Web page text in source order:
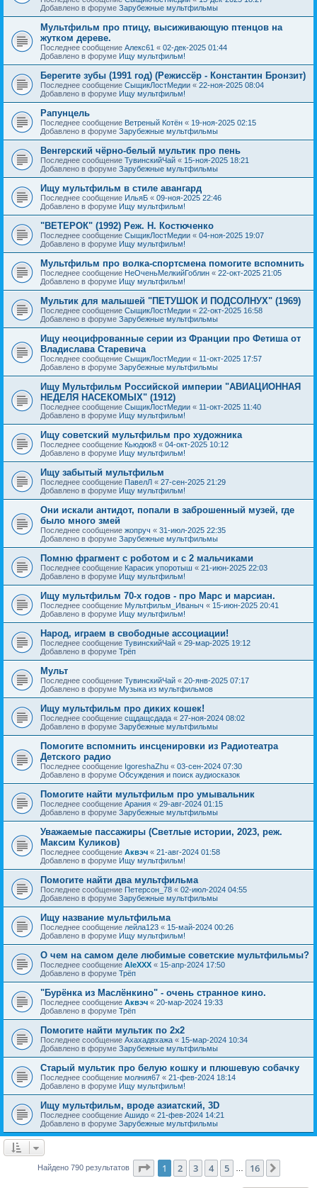
Добавлено в форуме Зарубежные мультфильмы
Мультфильм про птицу, высиживающую птенцов на
жутком дереве.
Последнее сообщение Алекс61 « 02-дек-2025 01:44
Добавлено в форуме Ищу мультфильм!
Берегите зубы (1991 год) (Режиссёр - Константин Бронзит)
Последнее сообщение СыщикЛостМедии « 22-ноя-2025 08:04
Добавлено в форуме Ищу мультфильм!
Рапунцель
Последнее сообщение Ветреный Котён « 19-ноя-2025 02:15
Добавлено в форуме Зарубежные мультфильмы
Венгерский чёрно-белый мультик про пень
Последнее сообщение ТувинскийЧай « 15-ноя-2025 18:21
Добавлено в форуме Зарубежные мультфильмы
Ищу мультфильм в стиле авангард
Последнее сообщение ИльяБ « 09-ноя-2025 22:46
Добавлено в форуме Ищу мультфильм!
"ВЕТЕРОК" (1992) Реж. Н. Костюченко
Последнее сообщение СыщикЛостМедии « 04-ноя-2025 19:07
Добавлено в форуме Ищу мультфильм!
Мультфильм про волка-спортсмена помогите вспомнить
Последнее сообщение НеОченьМелкийГоблин « 22-окт-2025 21:05
Добавлено в форуме Ищу мультфильм!
Мультик для малышей "ПЕТУШОК И ПОДСОЛНУХ" (1969)
Последнее сообщение СыщикЛостМедии « 22-окт-2025 16:58
Добавлено в форуме Зарубежные мультфильмы
Ищу неоцифрованные серии из Франции про Фетиша от
Владислава Старевича
Последнее сообщение СыщикЛостМедии « 11-окт-2025 17:57
Добавлено в форуме Зарубежные мультфильмы
Ищу Мультфильм Российской империи "АВИАЦИОННАЯ
НЕДЕЛЯ НАСЕКОМЫХ" (1912)
Последнее сообщение СыщикЛостМедии « 11-окт-2025 11:40
Добавлено в форуме Ищу мультфильм!
Ищу советский мультфильм про художника
Последнее сообщение Кьюдюк8 « 04-окт-2025 10:12
Добавлено в форуме Ищу мультфильм!
Ищу забытый мультфильм
Последнее сообщение ПавелЛ « 27-сен-2025 21:29
Добавлено в форуме Ищу мультфильм!
Они искали антидот, попали в заброшенный музей, где
было много змей
Последнее сообщение жопруч « 31-июл-2025 22:35
Добавлено в форуме Зарубежные мультфильмы
Помню фрагмент с роботом и с 2 мальчиками
Последнее сообщение Карасик упоротыш « 21-июн-2025 22:03
Добавлено в форуме Ищу мультфильм!
Ищу мультфильм 70-х годов - про Марс и марсиан.
Последнее сообщение Мультфильм_Иваныч « 15-июн-2025 20:41
Добавлено в форуме Ищу мультфильм!
Народ, играем в свободные ассоциации!
Последнее сообщение ТувинскийЧай « 29-мар-2025 19:12
Добавлено в форуме Трёп
Мульт
Последнее сообщение ТувинскийЧай « 20-янв-2025 07:17
Добавлено в форуме Музыка из мультфильмов
Ищу мультфильм про диких кошек!
Последнее сообщение сщдащсдада « 27-ноя-2024 08:02
Добавлено в форуме Зарубежные мультфильмы
Помогите вспомнить инсценировки из Радиотеатра
Детского радио
Последнее сообщение IgoreshaZhu « 03-сен-2024 07:30
Добавлено в форуме Обсуждения и поиск аудиосказок
Помогите найти мультфильм про умывальник
Последнее сообщение Арания « 29-авг-2024 01:15
Добавлено в форуме Зарубежные мультфильмы
Уважаемые пассажиры (Светлые истории, 2023, реж.
Максим Куликов)
Последнее сообщение Аквэч « 21-авг-2024 01:58
Добавлено в форуме Ищу мультфильм!
Помогите найти два мультфильма
Последнее сообщение Петерсон_78 « 02-июл-2024 04:55
Добавлено в форуме Зарубежные мультфильмы
Ищу название мультфильма
Последнее сообщение лейла123 « 15-май-2024 00:26
Добавлено в форуме Ищу мультфильм!
О чем на самом деле любимые советские мультфильмы?
Последнее сообщение AleXXX « 15-апр-2024 17:50
Добавлено в форуме Трёп
"Бурёнка из Маслёнкино" - очень странное кино.
Последнее сообщение Аквэч « 20-мар-2024 19:33
Добавлено в форуме Трёп
Помогите найти мультик по 2х2
Последнее сообщение Ахахадвхажа « 15-мар-2024 10:34
Добавлено в форуме Зарубежные мультфильмы
Старый мультик про белую кошку и плюшевую собачку
Последнее сообщение молния67 « 21-фев-2024 18:14
Добавлено в форуме Ищу мультфильм!
Ищу мультфильм, вроде азиатский, 3D
Последнее сообщение Ашидо « 21-фев-2024 14:21
Добавлено в форуме Зарубежные мультфильмы
Найдено 790 результатов Страница из 16
1 2 3 4 5 16